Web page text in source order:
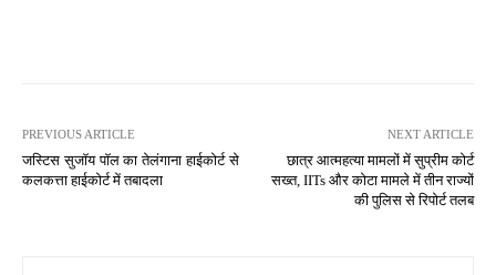
PREVIOUS ARTICLE
जस्टिस सुजॉय पॉल का तेलंगाना हाईकोर्ट से
कलकत्ता हाईकोर्ट में तबादला
NEXT ARTICLE
छात्र आत्महत्या मामलों में सुप्रीम कोर्ट
सख्त, IITs और कोटा मामले में तीन राज्यों
की पुलिस से रिपोर्ट तलब